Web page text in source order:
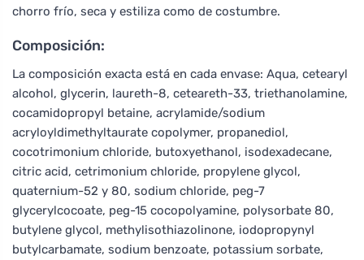
chorro frío, seca y estiliza como de costumbre.
Composición:
La composición exacta está en cada envase: Aqua, cetearyl
alcohol, glycerin, laureth-8, ceteareth-33, triethanolamine,
cocamidopropyl betaine, acrylamide/sodium
acryloyldimethyltaurate copolymer, propanediol,
cocotrimonium chloride, butoxyethanol, isodexadecane,
citric acid, cetrimonium chloride, propylene glycol,
quaternium-52 y 80, sodium chloride, peg-7
glycerylcocoate, peg-15 cocopolyamine, polysorbate 80,
butylene glycol, methylisothiazolinone, iodopropynyl
butylcarbamate, sodium benzoate, potassium sorbate,